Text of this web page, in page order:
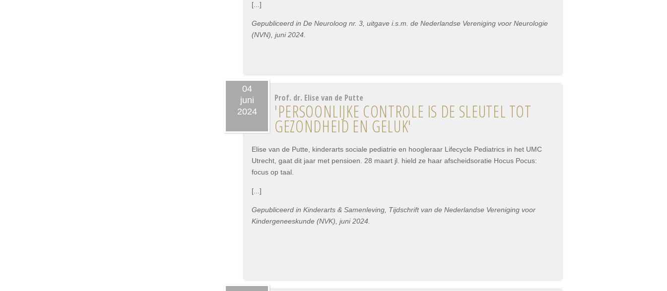
[...]
Gepubliceerd in De Neuroloog nr. 3, uitgave i.s.m. de Nederlandse Vereniging voor Neurologie
(NVN), juni 2024.
04
juni
2024
Prof. dr. Elise van de Putte
'PERSOONLIJKE CONTROLE IS DE SLEUTEL TOT
GEZONDHEID EN GELUK'
Elise van de Putte, kinderarts sociale pediatrie en hoogleraar Lifecycle Pediatrics in het UMC
Utrecht, gaat dit jaar met pensioen. 28 maart jl. hield ze haar afscheidsoratie Hocus Pocus:
focus op taal.
[...]
Gepubliceerd in Kinderarts & Samenleving, Tijdschrift van de Nederlandse Vereniging voor
Kindergeneeskunde (NVK), juni 2024.